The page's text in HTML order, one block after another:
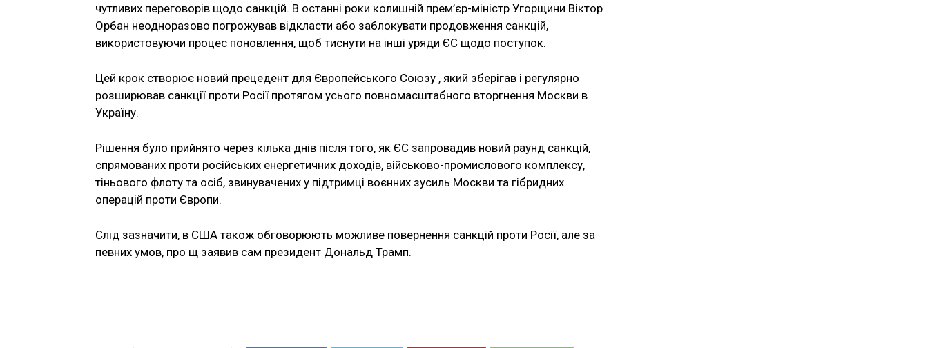
чутливих переговорів щодо санкцій. В останні роки колишній прем’єр-міністр Угорщини Віктор
Орбан неодноразово погрожував відкласти або заблокувати продовження санкцій,
використовуючи процес поновлення, щоб тиснути на інші уряди ЄС щодо поступок.
Цей крок створює новий прецедент для Європейського Союзу , який зберігав і регулярно
розширював санкції проти Росії протягом усього повномасштабного вторгнення Москви в
Україну.
Рішення було прийнято через кілька днів після того, як ЄС запровадив новий раунд санкцій,
спрямованих проти російських енергетичних доходів, військово-промислового комплексу,
тіньового флоту та осіб, звинувачених у підтримці воєнних зусиль Москви та гібридних
операцій проти Європи.
Слід зазначити, в США також обговорюють можливе повернення санкцій проти Росії, але за
певних умов, про щ заявив сам президент Дональд Трамп.